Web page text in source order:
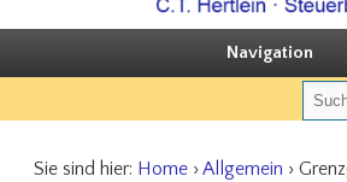
Navigation
Sie sind hier: Home› Allgemein ›